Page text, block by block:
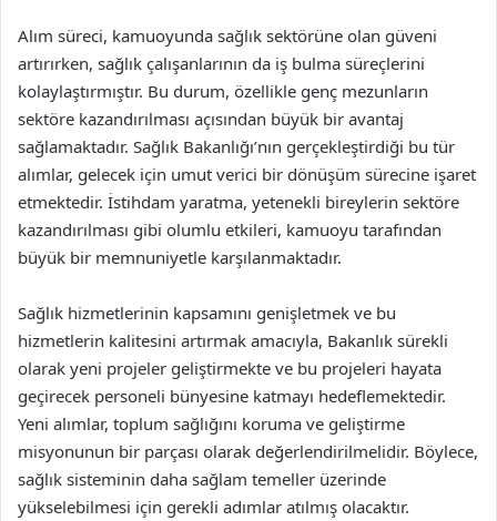
Alım süreci, kamuoyunda sağlık sektörüne olan güveni
artırırken, sağlık çalışanlarının da iş bulma süreçlerini
kolaylaştırmıştır. Bu durum, özellikle genç mezunların
sektöre kazandırılması açısından büyük bir avantaj
sağlamaktadır. Sağlık Bakanlığı’nın gerçekleştirdiği bu tür
alımlar, gelecek için umut verici bir dönüşüm sürecine işaret
etmektedir. İstihdam yaratma, yetenekli bireylerin sektöre
kazandırılması gibi olumlu etkileri, kamuoyu tarafından
büyük bir memnuniyetle karşılanmaktadır.
Sağlık hizmetlerinin kapsamını genişletmek ve bu
hizmetlerin kalitesini artırmak amacıyla, Bakanlık sürekli
olarak yeni projeler geliştirmekte ve bu projeleri hayata
geçirecek personeli bünyesine katmayı hedeflemektedir.
Yeni alımlar, toplum sağlığını koruma ve geliştirme
misyonunun bir parçası olarak değerlendirilmelidir. Böylece,
sağlık sisteminin daha sağlam temeller üzerinde
yükselebilmesi için gerekli adımlar atılmış olacaktır.